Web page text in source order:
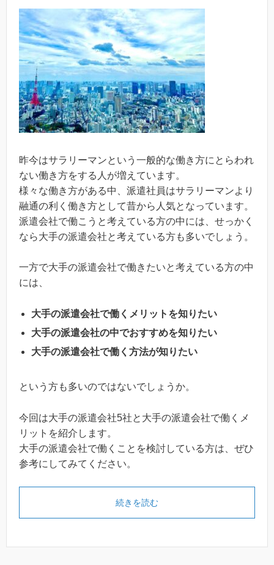
昨今はサラリーマンという一般的な働き方にとらわれ
ない働き方をする人が増えています。
様々な働き方がある中、派遣社員はサラリーマンより
融通の利く働き方として昔から人気となっています。
派遣会社で働こうと考えている方の中には、せっかく
なら大手の派遣会社と考えている方も多いでしょう。
一方で大手の派遣会社で働きたいと考えている方の中
には、
大手の派遣会社で働くメリットを知りたい
大手の派遣会社の中でおすすめを知りたい
大手の派遣会社で働く方法が知りたい
という方も多いのではないでしょうか。
今回は大手の派遣会社5社と大手の派遣会社で働くメ
リットを紹介します。
大手の派遣会社で働くことを検討している方は、ぜひ
参考にしてみてください。
続きを読む